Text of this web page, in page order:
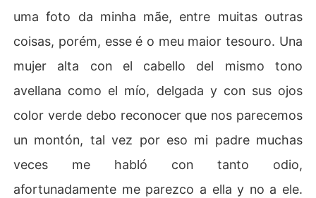
uma foto da minha mãe, entre muitas outras
coisas, porém, esse é o meu maior tesouro. Una
mujer alta con el cabello del mismo tono
avellana como el mío, delgada y con sus ojos
color verde debo reconocer que nos parecemos
un montón, tal vez por eso mi padre muchas
veces me habló con tanto odio,
afortunadamente me parezco a ella y no a ele.